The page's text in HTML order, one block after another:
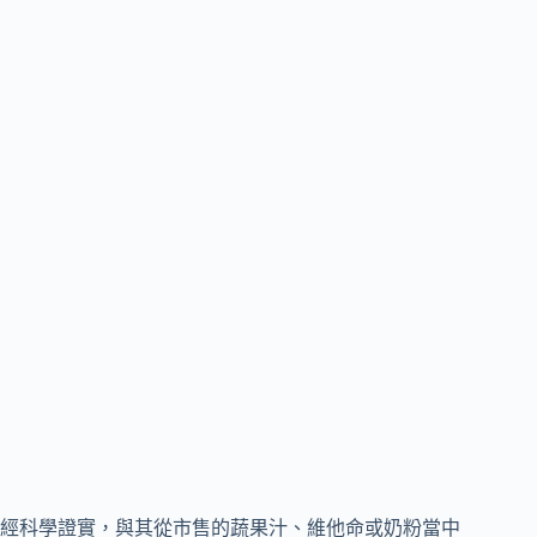
經科學證實，與其從市售的蔬果汁、維他命或奶粉當中